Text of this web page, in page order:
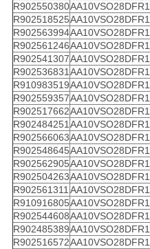
R902550380
R902518525
R902563994
R902561246
R902541307
R902536831
R910983519
R902559357
R902517662
R902484251
R902566063
R902548645
R902562905
R902504263
R902561311
R910916805
R902544608
R902485389
R902516572